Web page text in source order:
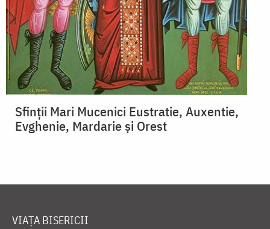
Sfinții Mari Mucenici Eustratie, Auxentie,
Evghenie, Mardarie și Orest
VIAȚA BISERICII